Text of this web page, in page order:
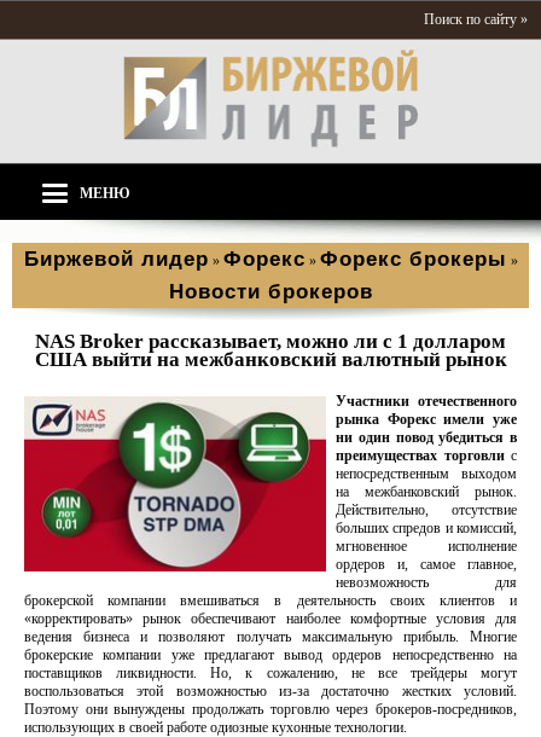
Поиск по сайту »
МЕНЮ
Биржевой лидер » Форекс » Форекс брокеры »
Новости брокеров
NAS Broker рассказывает, можно ли с 1 долларом
США выйти на межбанковский валютный рынок
Участники отечественного
рынка Форекс имели уже
ни один повод убедиться в
преимуществах торговлис
непосредственным выходом
на межбанковский рынок.
Действительно, отсутствие
больших спредов и комиссий,
мгновенное исполнение
ордеров и, самое главное,
невозможность для
брокерской компании вмешиваться в деятельность своих клиентов и
«корректировать» рынок обеспечивают наиболее комфортные условия для
ведения бизнеса и позволяют получать максимальную прибыль. Многие
брокерские компании уже предлагают вывод ордеров непосредственно на
поставщиков ликвидности. Но, к сожалению, не все трейдеры могут
воспользоваться этой возможностью из-за достаточно жестких условий.
Поэтому они вынуждены продолжать торговлю через брокеров-посредников,
использующих в своей работе одиозные кухонные технологии.